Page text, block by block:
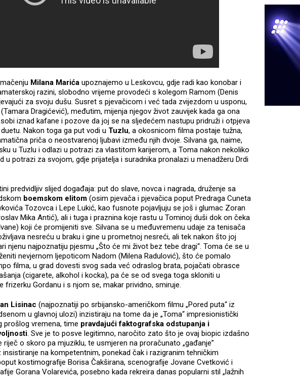
Milana Marića upoznajemo u Leskovcu, gdje radi kao konobar i
razini, slobodno vrijeme provodeći s kolegom Ramom (Denis
za svoju dušu. Susret s pjevačicom i već tada zvijezdom u usponu,
Dragićević), međutim, mijenja njegov život zauvijek kada ga ona
iznad kafane i pozove da joj se na sljedećem nastupu pridruži i otpjeva
Nakon toga ga put vodi u Tuzlu, a okosnicom filma postaje tužna,
priča o neostvarenoj ljubavi između njih dvoje. Silvana ga, naime,
u Tuzlu i odlazi u potrazi za vlastitom karijerom, a Toma nakon nekoliko
u potrazi za svojom, gdje prijatelja i suradnika pronalazi u menadžeru Drdi
predvidljiv slijed događaja: put do slave, novca i nagrada, druženje sa
boemskom elitom (osim pjevača i pjevačica poput Predraga Cuneta
Tozovca i Lepe Lukić, kao fusnote pojavljuju se još i glumac Zoran
Mika Antić), ali i tuga i praznina koje rastu u Tominoj duši dok on čeka
koji će promijeniti sve. Silvana se u međuvremenu udaje za tenisača
nesreću u braku i gine u prometnoj nesreći, ali tek nakon što joj
njenu najpoznatiju pjesmu „Što će mi život bez tebe dragi“. Toma će se u
nevjernom ljepoticom Nadom (Milena Radulović), što će pomalo
filma, u grad dovesti svog sada već odraslog brata, pojačati obrasce
(cigarete, alkohol i kocka), pa će se od svega toga skloniti u
frizerku Gordanu i s njom se, makar prividno, smiruje.
Lisinac (najpoznatiji po srbijansko-američkom filmu „Pored puta“ iz
u glavnoj ulozi) inzistiraju na tome da je „Toma“ impresionistički
prošlog vremena, time pravdajući faktografska odstupanja i
. Sve je to posve legitimno, naročito zato što je ovaj biopic izdašno
riječ o skoro pa mjuziklu, te usmjeren na proračunato „gađanje”
na kompetentnim, ponekad čak i razigranim tehničkim
kostimografije Borisa Čakširana, scenografije Jovane Cvetković i
Gorana Volarevića, posebno kada rekreira danas popularni stil „lažnih